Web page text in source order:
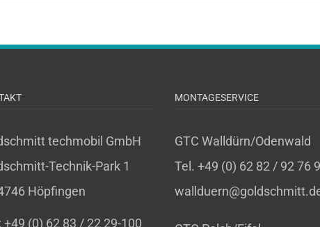
techmobil GmbH
Technik-Park 1
Höpfingen
+49 (0) 62 83 / 22 29-100
MONTAGESERVICE
GTC Walldürn/Odenwald
Tel. +49 (0) 62 82 / 92 76